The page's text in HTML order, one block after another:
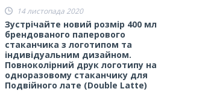
14 листопада 2020
Зустрічайте новий розмір 400 мл
брендованого паперового
стаканчика з логотипом та
індивідуальним дизайном.
Повноколірний друк логотипу на
одноразовому стаканчику для
Подвійного лате (Double Latte)